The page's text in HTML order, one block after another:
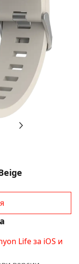
Life за iOS и